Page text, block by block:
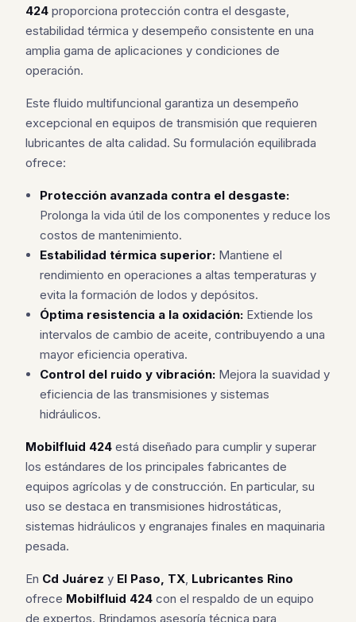
424 proporciona protección contra el desgaste,
estabilidad térmica y desempeño consistente en una
amplia gama de aplicaciones y condiciones de
operación.
Este fluido multifuncional garantiza un desempeño
excepcional en equipos de transmisión que requieren
lubricantes de alta calidad. Su formulación equilibrada
ofrece:
Protección avanzada contra el desgaste:
Prolonga la vida útil de los componentes y reduce los
costos de mantenimiento.
Estabilidad térmica superior: Mantiene el
rendimiento en operaciones a altas temperaturas y
evita la formación de lodos y depósitos.
Óptima resistencia a la oxidación: Extiende los
intervalos de cambio de aceite, contribuyendo a una
mayor eficiencia operativa.
Control del ruido y vibración: Mejora la suavidad y
eficiencia de las transmisiones y sistemas
hidráulicos.
Mobilfluid 424 está diseñado para cumplir y superar
los estándares de los principales fabricantes de
equipos agrícolas y de construcción. En particular, su
uso se destaca en transmisiones hidrostáticas,
sistemas hidráulicos y engranajes finales en maquinaria
pesada.
En Cd Juárez y El Paso, TX, Lubricantes Rino
ofrece Mobilfluid 424 con el respaldo de un equipo
de expertos. Brindamos asesoría técnica para